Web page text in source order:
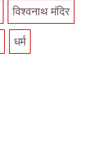
विश्वनाथ मंदिर
धर्म